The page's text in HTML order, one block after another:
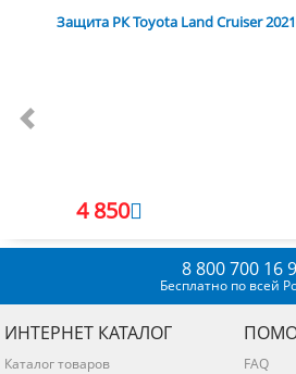
Защита РК Toyota Land Cruiser
4 850
Previous
8 800 700 16
Бесплатно по всей
ИНТЕРНЕТ КАТАЛОГ
Каталог товаров
FAQ